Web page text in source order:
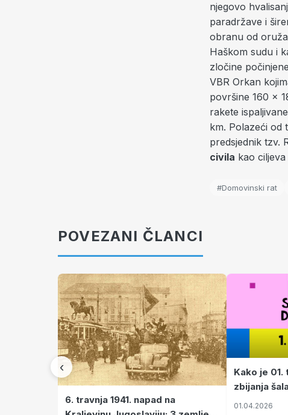
njegovo
paradržave i
obranu od
Haškom sudu i
zločine
VBR Orkan
površine 160 x
rakete
km. Polazeći od
predsjednik tzv.
civila kao
#Domovinski rat
POVEZANI ČLANCI
‹
6. travnja 1941. napad na
Kako je
zbijanja
01.04.2026